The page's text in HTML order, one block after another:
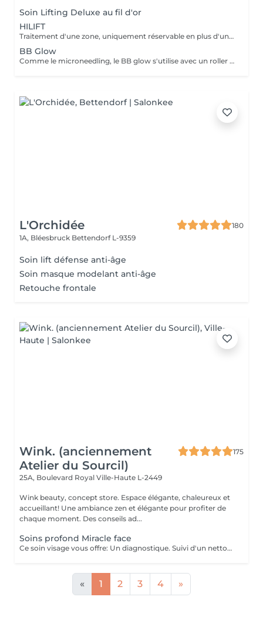
Soin Lifting Deluxe au fil d'or
HILIFT
Traitement d'une zone, uniquement réservable en plus d'un soin nettoyant HILIFT : appareil haute technologie combinant la cryothérapie et la radiofréquence dernière génération. Pour une peau liftée, raffermie, réduit les poches et cernes, élimine résultats durables
BB Glow
Comme le microneedling, le BB glow s'utilise avec un roller ou un stylo doté de nano-aiguilles plus fines qui font pénétrer un sérum, cette fois-ci teinté. Compatible à tout profil cutané, ce soin esthétique permet de masquer les imperfections, d'unifier le teint et d'hydrater la peau.
L'Orchidée
180
1A, Bléesbruck Bettendorf L-9359
Soin lift défense anti-âge
Soin masque modelant anti-âge
Retouche frontale
Wink. (anciennement
Atelier du Sourcil)
175
25A, Boulevard Royal Ville-Haute L-2449
Wink beauty, concept store. Espace élégante, chaleureux et
accueillant! Une ambiance zen et élégante pour profiter de
chaque moment. Des conseils ad...
Soins profond Miracle face
Ce soin visage vous offre: Un diagnostique. Suivi d'un nettoyage en profondeur de votre peau, et un massage Miracle Face qui a un effet de lifting immédiat , ce massage facial dégonfle, accentue les formes du visage et favorise la revitalisation naturelle de la peau.
« 1 2 3 4 »